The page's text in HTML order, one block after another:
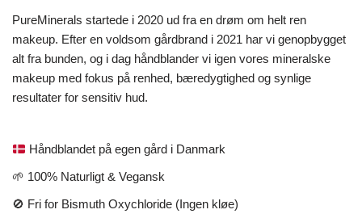
PureMinerals startede i 2020 ud fra en drøm om helt ren
makeup. Efter en voldsom gårdbrand i 2021 har vi genopbygget
alt fra bunden, og i dag håndblander vi igen vores mineralske
makeup med fokus på renhed, bæredygtighed og synlige
resultater for sensitiv hud.
Håndblandet på egen gård i Danmark
🌱 100% Naturligt & Vegansk
🚫 Fri for Bismuth Oxychloride (Ingen kløe)